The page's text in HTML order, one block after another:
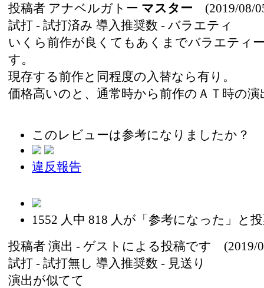
投稿者 アナベルガトー マスター (2019/08/
試打 - 試打済み 導入推奨数 - バラエティ
いくら前作が良くてもあくまでバラエティ
す。
現存する前作と同程度の入替なら有り。
価格高いのと、通常時から前作のＡＴ時の
このレビューは参考になりましたか？
違反報告
1552 人中 818 人が「参考になった」と
投稿者 演出 - ゲストによる投稿です (2019/
試打 - 試打無し 導入推奨数 - 見送り
演出が似てて